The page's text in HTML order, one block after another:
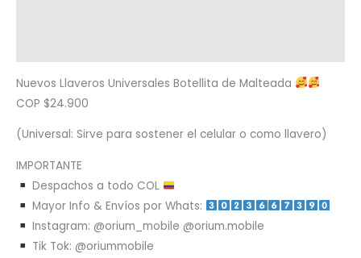
Nuevos Llaveros Universales Botellita de Malteada
COP $24.900
(Universal: Sirve para sostener el celular o como llavero)
IMPORTANTE
Despachos a todo COL
Mayor Info & Envíos por Whats:
Instagram: @orium_mobile @orium.mobile
Tik Tok: @oriummobile